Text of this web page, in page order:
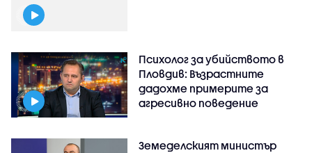
Психолог за убийството в
Пловдив: Възрастните
дадохме примерите за
агресивно поведение
Земеделският министър